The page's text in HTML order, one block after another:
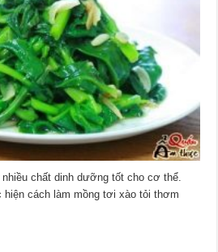
chất dinh dưỡng tốt cho cơ thể.
hiện cách làm mồng tơi xào tỏi thơm